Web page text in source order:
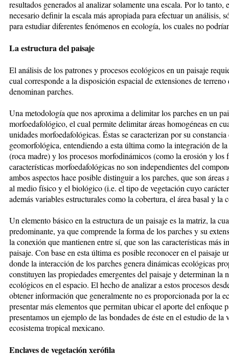
resultados generados al analizar solamente una escala. Por lo
necesario definir la escala más apropiada para efectuar un análisis,
para estudiar diferentes fenómenos en ecología, los cuales no
La estructura del paisaje
El análisis de los patrones y procesos ecológicos en un paisaje
cual corresponde a la disposición espacial de extensiones de
denominan parches.
Una metodología que nos aproxima a delimitar los parches en un
morfoedafológico, el cual permite delimitar áreas homogéneas en
unidades morfoedafológicas. Éstas se caracterizan por su
geomorfológica, entendiendo a esta última como la integración de
(roca madre) y los procesos morfodinámicos (como la erosión y los
características morfoedafológicas no son independientes del
ambos aspectos hace posible distinguir a los parches, que son
al medio físico y el biológico (i.e. el tipo de vegetación cuyo
además variables estructurales como la cobertura, el área basal y la
Un elemento básico en la estructura de un paisaje es la matriz, la
predominante, ya que comprende la forma de los parches y su
la conexión que mantienen entre sí, que son las características más
paisaje. Con base en esta última es posible reconocer en el paisaje
donde la interacción de los parches genera dinámicas ecológicas
constituyen las propiedades emergentes del paisaje y determinan la
ecológicos en el espacio. El hecho de analizar a estos procesos
obtener información que generalmente no es proporcionada por la
presentar más elementos que permitan ubicar el aporte del enfoque
presentamos un ejemplo de las bondades de éste en el estudio de la
ecosistema tropical mexicano.
Enclaves de vegetación xerófila